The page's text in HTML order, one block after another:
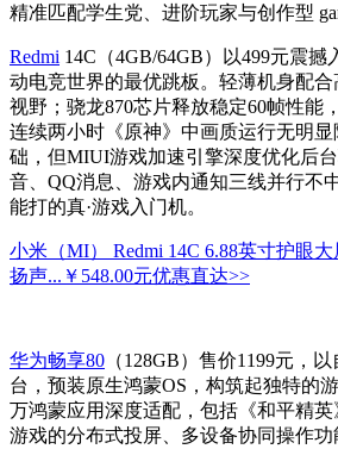
精准匹配学生党、进阶玩家与创作型
Redmi 14C（4GB/64GB）以499元震
动电竞世界的最优跳板。轻薄机身配
视野；骁龙870芯片释放稳定60帧性能
连续两小时《原神》中画质运行无明
础，但MIUI游戏加速引擎深度优化后
音、QQ消息、游戏内通知三线并行不
能打的真·游戏入门机。
小米（MI） Redmi 14C 6.88英寸护眼
扬声... ￥548.00元优惠直达>>
华为畅享80 （128GB）售价1199元，
台，预装原生鸿蒙OS，构筑起独特的
万鸿蒙应用深度适配，包括《和平精
游戏的分布式投屏、多设备协同操作